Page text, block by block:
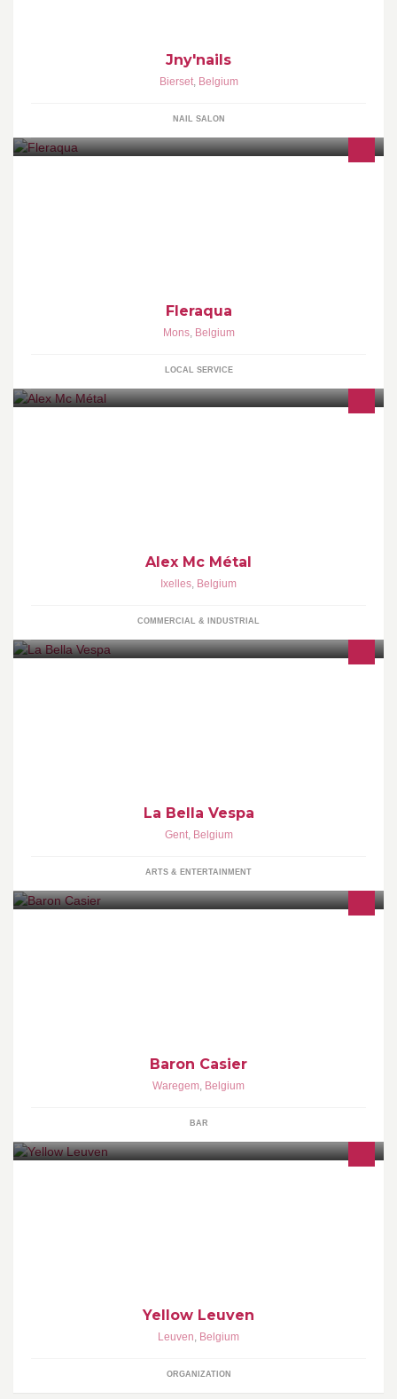
Jny'nails
Bierset, Belgium
NAIL SALON
Fleraqua
Mons, Belgium
LOCAL SERVICE
Alex Mc Métal
Ixelles, Belgium
COMMERCIAL & INDUSTRIAL
La Bella Vespa
Gent, Belgium
ARTS & ENTERTAINMENT
Baron Casier
Waregem, Belgium
BAR
Yellow Leuven
Leuven, Belgium
ORGANIZATION